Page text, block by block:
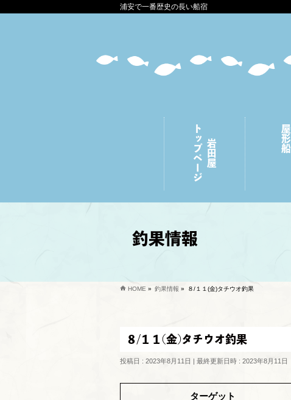
浦安で一番歴史の長い船宿
岩田屋
トップページ 屋形船
釣果情報
HOME » 釣果情報 » ８/１１(金)タチウオ釣果
８/１１(金)タチウオ釣果
投稿日 : 2023年8月11日 最終更新日時 : 2023年8月11日
ターゲット